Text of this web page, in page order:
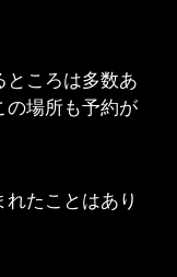
ところは多数あ
の場所も予約が
たことはあり